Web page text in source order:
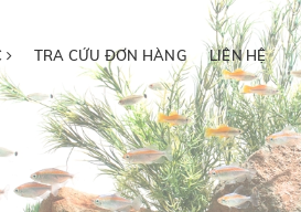
TRA CỨU ĐƠN HÀNG LIÊN HỆ